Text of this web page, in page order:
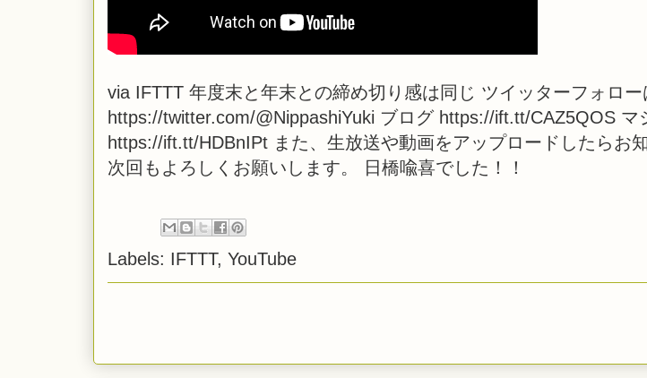
via IFTTT年度末と年末との締め切り感は同じ ツイッターフォロー
https://twitter.com/@NippashiYuki ブログ https://ift.tt/CAZ5QOS マ
https://ift.tt/HDBnIPt また、生放送や動画をアップロードしたらお
次回もよろしくお願いします。 日橋喩喜でした！！
Labels: IFTTT, YouTube